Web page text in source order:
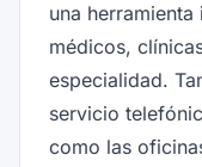
una
médicos,
especialidad.
servicio
como las